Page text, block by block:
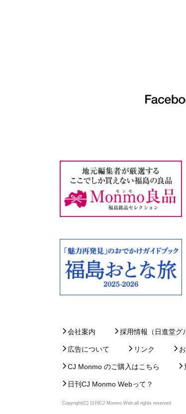
会社案内 採用情報（日進堂グ
広告について リンク
CJ Monmo のご購入はこちら
日刊CJ Monmo Webって？
Copyright(C) 日刊CJ Monmo Web all rights reserved